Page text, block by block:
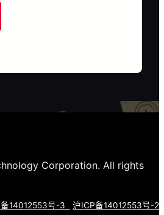
Corporation. All rights
14012553号-3 沪ICP备14012553号-2